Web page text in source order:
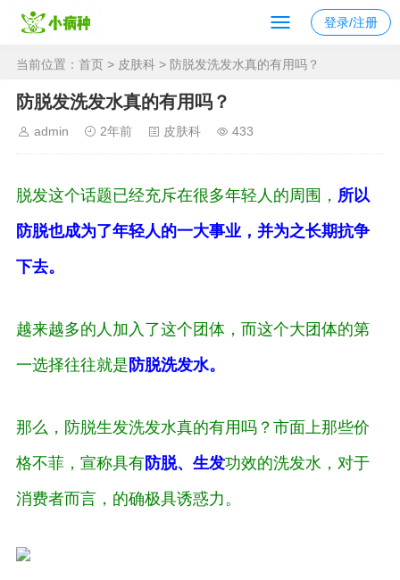
登录/注册
当前位置： 首页 > 皮肤科 > 防脱发洗发水真的有用吗？
防脱发洗发水真的有用吗？
admin 2年前 皮肤科 433
脱发这个话题已经充斥在很多年轻人的周围， 所以
防脱也成为了年轻人的一大事业，并为之长期抗争
下去。
越来越多的人加入了这个团体，而这个大团体的第
一选择往往就是 防脱洗发水。
那么，防脱生发洗发水真的有用吗？市面上那些价
格不菲，宣称具有防脱、生发功效的洗发水，对于
消费者而言，的确极具诱惑力。